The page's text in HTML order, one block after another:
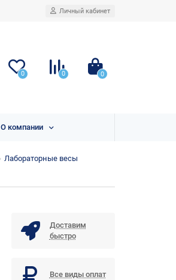
Личный кабинет
0 0 0
О компании
Лабораторные весы
Доставим
быстро
Все виды оплат